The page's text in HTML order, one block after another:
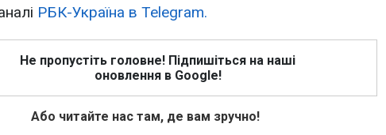
РБК-Україна в Telegram.
Не пропустіть головне! Підпишіться на наші
оновлення в Google!
Або читайте нас там, де вам зручно!